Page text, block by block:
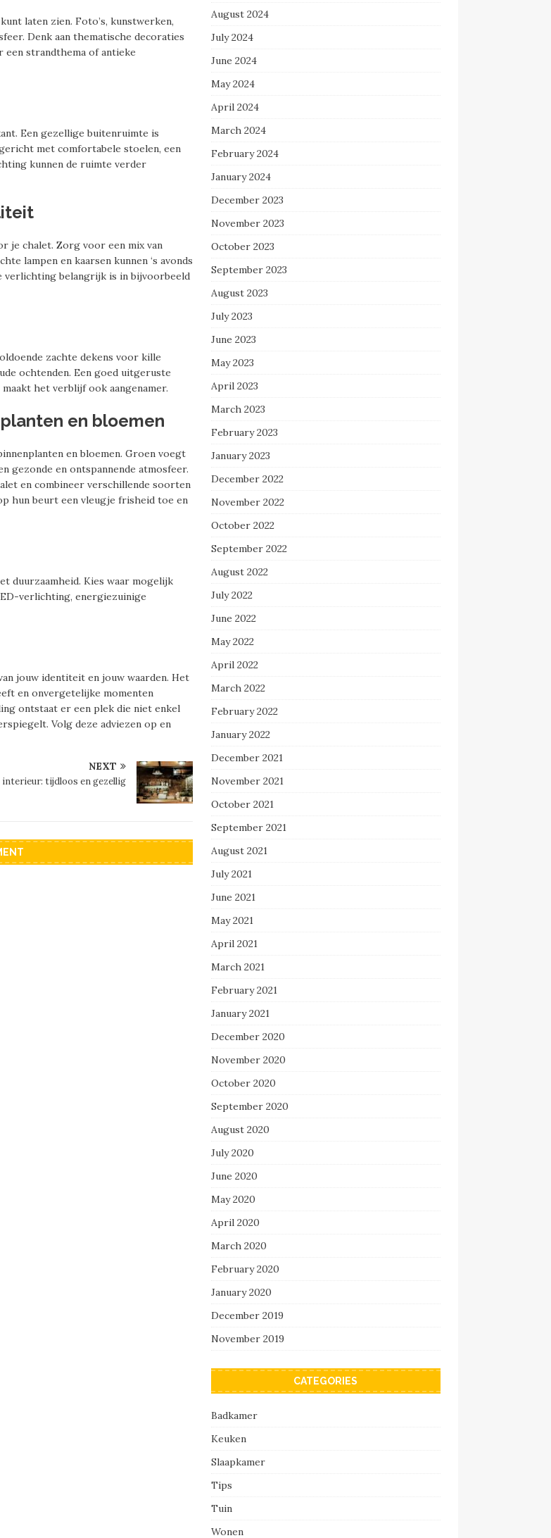
laten zien. Foto’s, kunstwerken,
Denk aan thematische decoraties
een strandthema of antieke
Een gezellige buitenruimte is
met comfortabele stoelen, een
kunnen de ruimte verder
je chalet. Zorg voor een mix van
lampen en kaarsen kunnen ‘s avonds
belangrijk is in bijvoorbeeld
zachte dekens voor kille
ochtenden. Een goed uitgeruste
het verblijf ook aangenamer.
en bloemen
en bloemen. Groen voegt
gezonde en ontspannende atmosfeer.
en combineer verschillende soorten
hun beurt een vleugje frisheid toe en
duurzaamheid. Kies waar mogelijk
verlichting, energiezuinige
jouw identiteit en jouw waarden. Het
en onvergetelijke momenten
ontstaat er een plek die niet enkel
Volg deze adviezen op en
NEXT
interieur: tijdloos en gezellig
August 2024
July 2024
June 2024
May 2024
April 2024
March 2024
February 2024
January 2024
December 2023
November 2023
October 2023
September 2023
August 2023
July 2023
June 2023
May 2023
April 2023
March 2023
February 2023
January 2023
December 2022
November 2022
October 2022
September 2022
August 2022
July 2022
June 2022
May 2022
April 2022
March 2022
February 2022
January 2022
December 2021
November 2021
October 2021
September 2021
August 2021
July 2021
June 2021
May 2021
April 2021
March 2021
February 2021
January 2021
December 2020
November 2020
October 2020
September 2020
August 2020
July 2020
June 2020
May 2020
April 2020
March 2020
February 2020
January 2020
December 2019
November 2019
CATEGORIES
Badkamer
Keuken
Slaapkamer
Tips
Tuin
Wonen